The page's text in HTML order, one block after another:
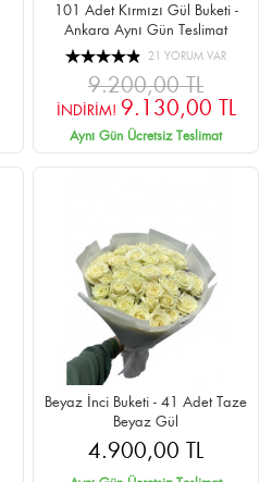
101 Adet Kırmızı Gül Buketi -
Ankara Aynı Gün Teslimat
21 YORUM VAR
9.200,00 TL
İNDİRİM! 9.130,00 TL
Aynı Gün Ücretsiz Teslimat
Beyaz İnci Buketi - 41 Adet Taze
Beyaz Gül
4.900,00 TL